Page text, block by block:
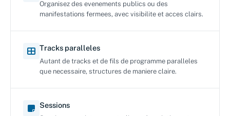
Organisez des evenements publics ou des
manifestations fermees, avec visibilite et acces clairs.
Tracks paralleles
Autant de tracks et de fils de programme paralleles
que necessaire, structures de maniere claire.
Sessions